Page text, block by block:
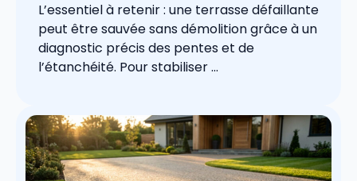
L’essentiel à retenir : une terrasse défaillante
peut être sauvée sans démolition grâce à un
diagnostic précis des pentes et de
l’étanchéité. Pour stabiliser ...